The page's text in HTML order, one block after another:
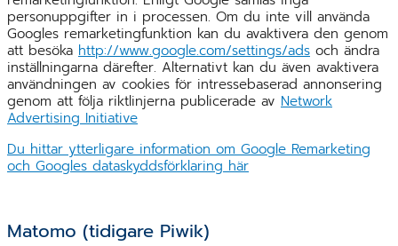
personuppgifter in i processen. Om du inte vill använda
Googles remarketingfunktion kan du avaktivera den genom
att besöka http://www.google.com/settings/ads och ändra
inställningarna därefter. Alternativt kan du även avaktivera
användningen av cookies för intressebaserad annonsering
genom att följa riktlinjerna publicerade av Network
Advertising Initiative
Du hittar ytterligare information om Google Remarketing
och Googles dataskyddsförklaring här
Matomo (tidigare Piwik)